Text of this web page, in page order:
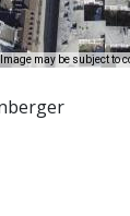
Image may be subject to